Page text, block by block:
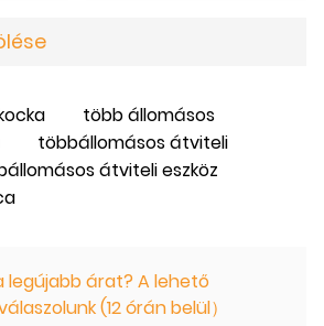
több állomásos
többállomásos átviteli
átviteli eszköz
legújabb árat? A lehető
(12 órán belül）